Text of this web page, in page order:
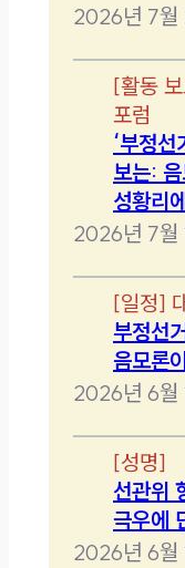
2026년 7월
[활동
포럼
‘부정
보는:
성황리
2026년 7월
[일정]
부정선
음모론
2026년 6월
[성명]
선관위
극우에
2026년 6월